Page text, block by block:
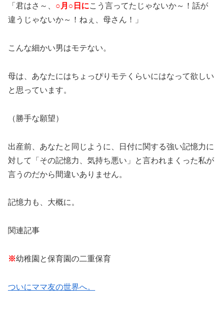
「君はさ～、 ○月○日にこう言ってたじゃないか～！話が
違うじゃないか～！ねぇ、母さん！」
こんな細かい男はモテない。
母は、あなたにはちょっぴりモテくらいにはなって欲しい
と思っています。
（勝手な願望）
出産前、あなたと同じように、日付に関する強い記憶力に
対して「その記憶力、気持ち悪い」と言われまくった私が
言うのだから間違いありません。
記憶力も、大概に。
関連記事
※幼稚園と保育園の二重保育
ついにママ友の世界へ。